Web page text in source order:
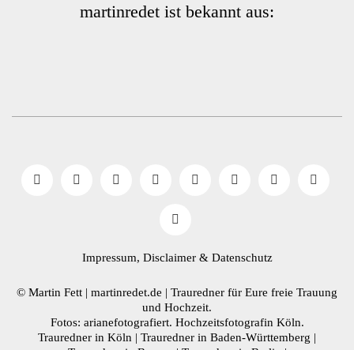
martinredet ist bekannt aus:
Impressum, Disclaimer & Datenschutz
© Martin Fett | martinredet.de | Trauredner für Eure freie Trauung
und Hochzeit.
Fotos: arianefotografiert. Hochzeitsfotografin Köln.
Trauredner in Köln | Trauredner in Baden-Württemberg |